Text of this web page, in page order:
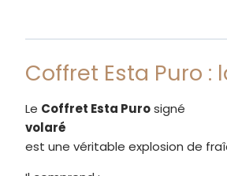
Coffret Esta Puro
Le Coffret Esta Purosigné
volaré
est une véritable explosion de